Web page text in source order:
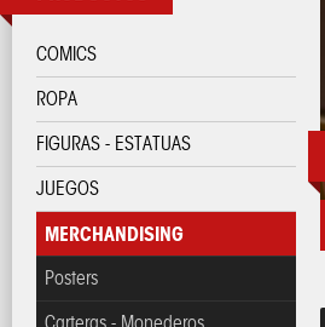
COMICS
ROPA
FIGURAS - ESTATUAS
JUEGOS
MERCHANDISING
Posters